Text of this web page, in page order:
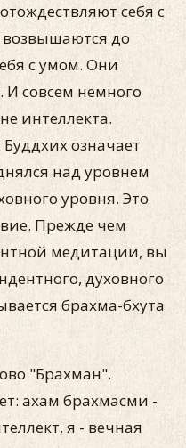
себя с
до
с умом. Они
И совсем немного
интеллекта.
означает
над уровнем
уровня. Это
Прежде чем
медитации, вы
духовного
брахма-бхута
"Брахман".
ахам брахмасми -
я - вечная